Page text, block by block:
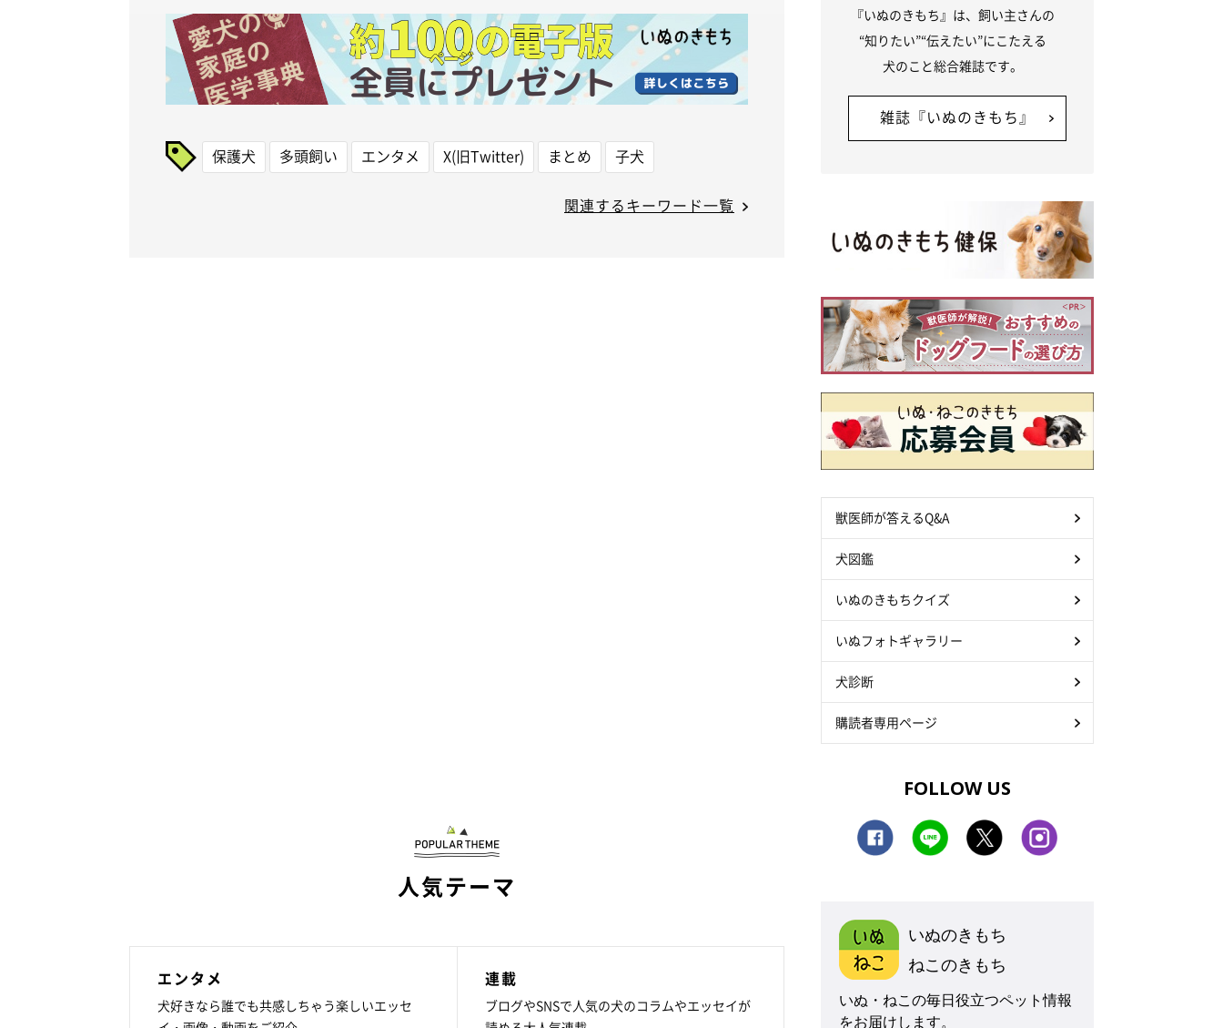
保護犬 多頭飼い エンタメ X(旧Twitter) まとめ 子犬
関連するキーワード一覧
人気テーマ
エンタメ
犬好きなら誰でも共感しちゃう楽しいエッセ
連載
ブログやSNSで人気の犬のコラムやエッセイが
『いぬのきもち』は、飼い主さんの
“知りたい”“伝えたい”にこたえる
犬のこと総合雑誌です。
雑誌『いぬのきもち』
獣医師が答えるQ&A
犬図鑑
いぬのきもちクイズ
いぬフォトギャラリー
犬診断
購読者専用ページ
FOLLOW US
いぬのきもち
ねこのきもち
いぬ・ねこの毎日役立つペット情報
をお届けします。